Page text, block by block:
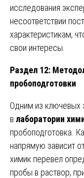
исследования
несоответствии
характеристикам,
свои интересы.
Раздел 12:
пробоподготовки
Одним из ключевых
в лаборатории
пробоподготовка.
напрямую зависит
химик перевел
пробы в раствор,